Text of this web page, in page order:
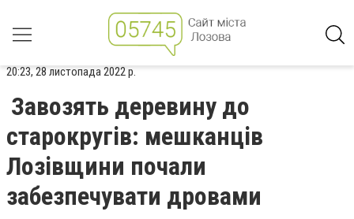
20:23, 28 листопада 2022 р.
Завозять деревину до
старокругів: мешканців
Лозівщини почали
забезпечувати дровами